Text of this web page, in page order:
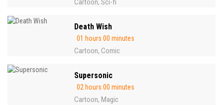
Cartoon, Sci-fi
Death Wish
01 hours 00 minutes
Cartoon, Comic
Supersonic
02 hours 00 minutes
Cartoon, Magic